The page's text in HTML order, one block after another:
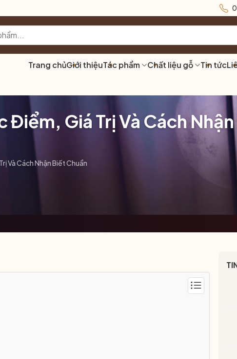
Trang chủGiới thiệuTác phẩm Chất liệu gỗ Tin tức
Điểm, Giá Trị Và Cách
Và Cách Nhận Biết Chuẩn